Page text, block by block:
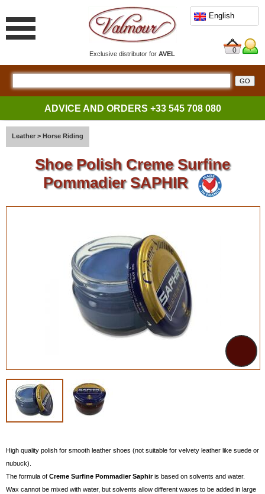
Exclusive distributor forAVEL
English
0
ADVICE AND ORDERS +33 545 708 080
Leather > Horse Riding
Shoe Polish Creme Surfine
Pommadier SAPHIR
High quality polish for smooth leather shoes (not suitable for velvety leather like suede or
nubuck).
The formula of Creme Surfine Pommadier Saphiris based on solvents and water.
Wax cannot be mixed with water, but solvents allow different waxes to be added in large